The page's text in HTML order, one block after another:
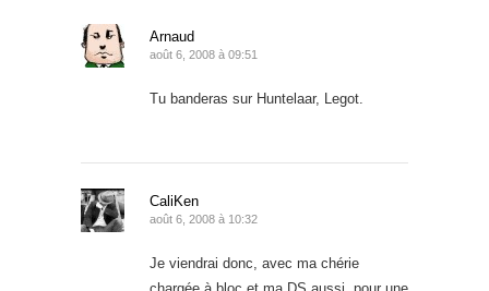
Arnaud
août 6, 2008 à 09:51
Tu banderas sur Huntelaar, Legot.
CaliKen
août 6, 2008 à 10:32
Je viendrai donc, avec ma chérie